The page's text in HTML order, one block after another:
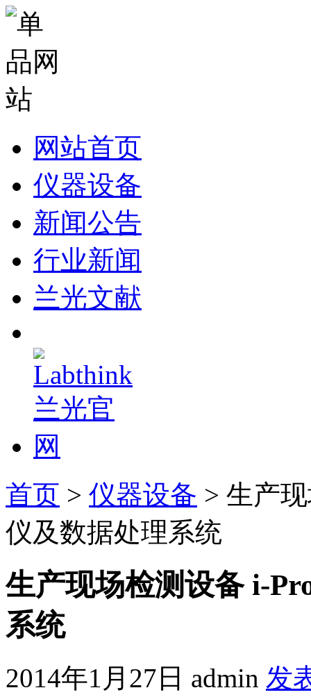
网站首页
仪器设备
新闻公告
行业新闻
兰光文献
首页 > 仪器设备 > 生产
仪及数据处理系统
生产现场检测设备 i-
系统
2014年1月27日 admin 发